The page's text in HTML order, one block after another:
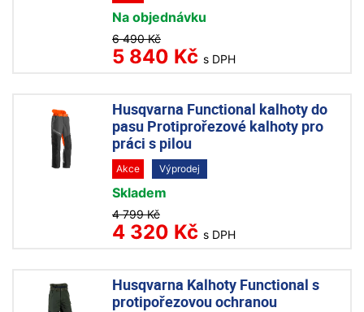
Na objednávku
6 490 Kč
5 840 Kč s DPH
Husqvarna Functional kalhoty do
pasu Protiprořezové kalhoty pro
práci s pilou
Akce Výprodej
Skladem
4 799 Kč
4 320 Kč s DPH
Husqvarna Kalhoty Functional s
protipořezovou ochranou